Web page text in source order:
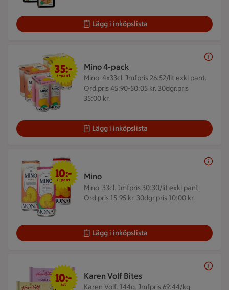
Lägg i inköpslista
Mino 4-pack
Mino. 4x33cl. Jmfpris 26:52/lit exkl pant.
Ord.pris 45:90-50:05 kr. 30dgr.pris
35:00 kr.
35 kr + pant
35:-
/+pant
Lägg i inköpslista
Mino
Mino. 33cl. Jmfpris 30:30/lit exkl pant.
Ord.pris 15:95 kr. 30dgr.pris 10:00 kr.
10 kr + pant
10:-
/+pant
Lägg i inköpslista
Karen Volf Bites
Karen Volf. 144g. Jmfpris 69:44/kg.
10 kr/st
10:-
/st